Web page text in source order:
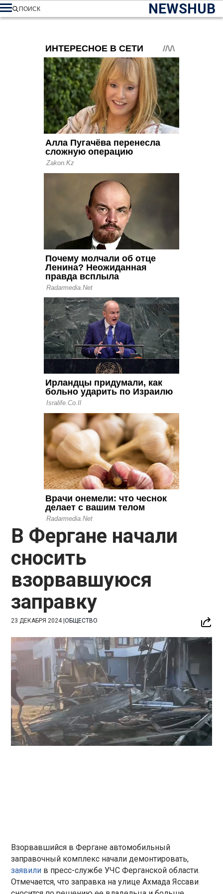
NEWSHUB
ПОИСК
В Фергане начали
сносить
взорвавшуюся
заправку
23 ДЕКАБРЯ 2024|ОБЩЕСТВО
Взорвавшийся в Фергане автомобильный
заправочный комплекс начали демонтировать,
заявили в пресс-службе УЧС Ферганской области.
Отмечается, что заправка на улице Ахмада Яссави